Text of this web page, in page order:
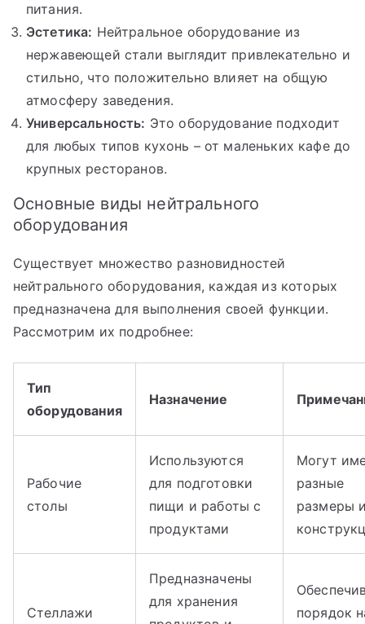
питания.
Эстетика: Нейтральное оборудование из
нержавеющей стали выглядит привлекательно и
стильно, что положительно влияет на общую
атмосферу заведения.
Универсальность: Это оборудование подходит
для любых типов кухонь – от маленьких кафе до
крупных ресторанов.
Основные виды нейтрального
оборудования
Существует множество разновидностей
нейтрального оборудования, каждая из которых
предназначена для выполнения своей функции.
Рассмотрим их подробнее:
Тип
оборудования
Назначение
Рабочие
столы
Используются
для подготовки
пищи и работы с
продуктами
Могут
разные
размеры
Стеллажи
Предназначены
для хранения
порядок